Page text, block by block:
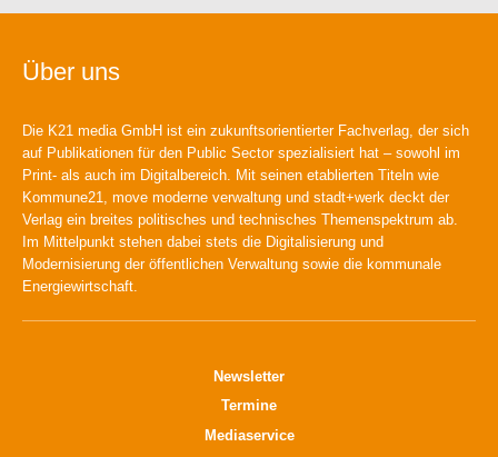
Über uns
Die K21 media GmbH ist ein zukunftsorientierter Fachverlag, der sich
auf Publikationen für den Public Sector spezialisiert hat – sowohl im
Print- als auch im Digitalbereich. Mit seinen etablierten Titeln wie
Kommune21, move moderne verwaltung und stadt+werk deckt der
Verlag ein breites politisches und technisches Themenspektrum ab.
Im Mittelpunkt stehen dabei stets die Digitalisierung und
Modernisierung der öffentlichen Verwaltung sowie die kommunale
Energiewirtschaft.
Newsletter
Termine
Mediaservice